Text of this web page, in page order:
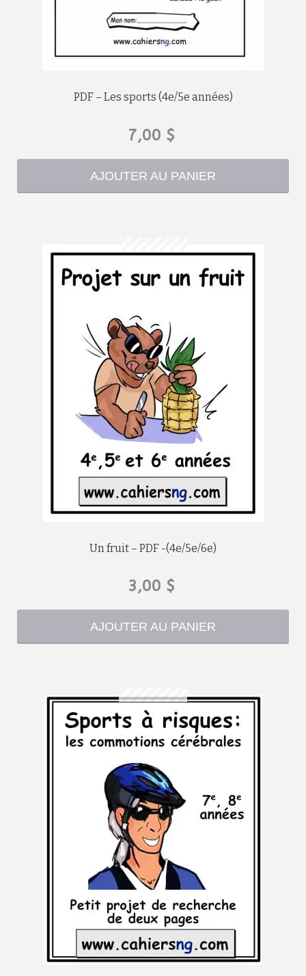
PDF – Les sports (4e/5e années)
7,00 $
AJOUTER AU PANIER
Un fruit – PDF -(4e/5e/6e)
3,00 $
AJOUTER AU PANIER